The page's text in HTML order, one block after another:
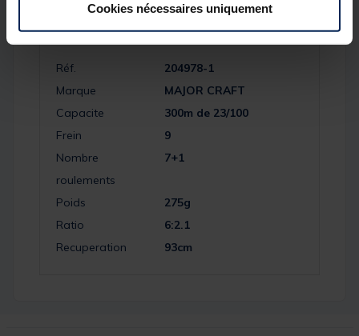
Cookies nécessaires uniquement
Spécifications
Réf.
204978-1
Marque
MAJOR CRAFT
Capacite
300m de 23/100
Frein
9
Nombre
roulements
7+1
Poids
275g
Ratio
6:2.1
Recuperation
93cm